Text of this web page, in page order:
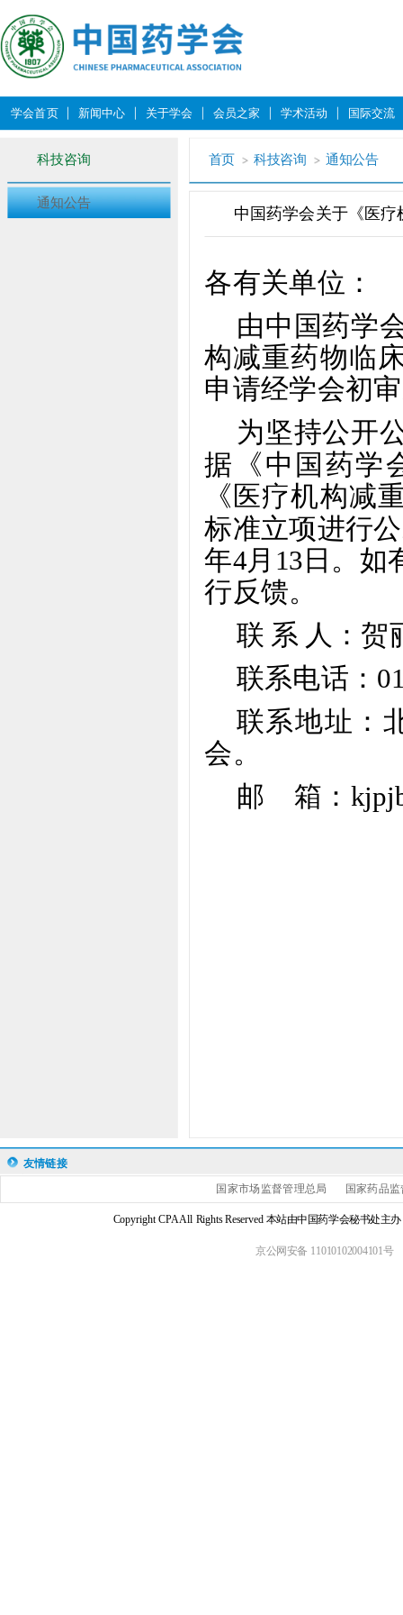
学会首页 新闻中心 关于学会 会员之家 学术活动 国际交流
科技咨询
通知公告
首页 科技咨询 通知公告
中国药学会关于《医
各有关单位：
由中国药学
构减重药物临
申请经学会初
为坚持公开
据《中国药学
《医疗机构减
标准立项进行
年4月 13 日。如
行反馈。
联 系 人：贺
联系电话：
联系地址：
会。
邮
箱：
友情链接
国家市场监督管理总局 国家药品
Copyright CPA All Rights Reserved 本站由中国药学会秘书处主
京公网安备 11010102004101号